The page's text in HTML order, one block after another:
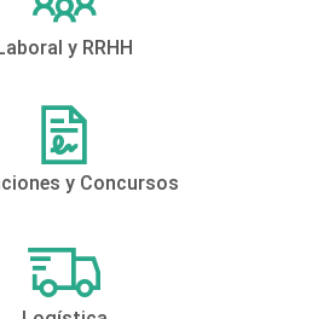
Laboral y RRHH
y Concursos